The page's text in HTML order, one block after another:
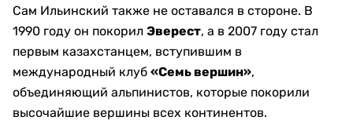
Сам Ильинский также не оставался в стороне. В
1990 году он покорил Эверест, а в 2007 году стал
первым казахстанцем, вступившим в
международный клуб «Семь вершин»,
объединяющий альпинистов, которые покорили
высочайшие вершины всех континентов.